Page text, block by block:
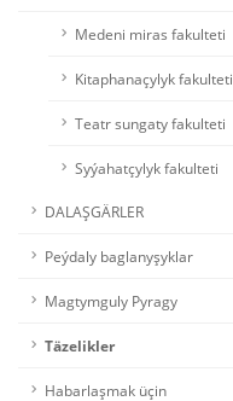
Medeni miras fakulteti
Kitaphanaçylyk fakulteti
Teatr sungaty fakulteti
Syýahatçylyk fakulteti
DALAŞGÄRLER
Peýdaly baglanyşyklar
Magtymguly Pyragy
Täzelikler
Habarlaşmak üçin